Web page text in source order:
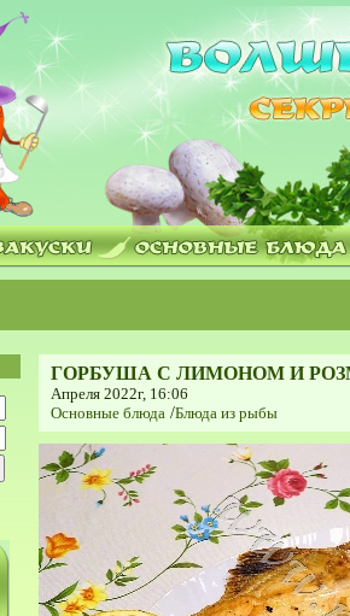
ГОРБУША С ЛИМОНОМ И
Апреля 2022г, 16:06
Основные блюда /Блюда из рыбы